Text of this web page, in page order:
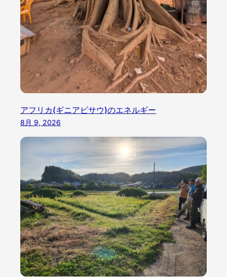
アフリカ(ギニアビサウ)のエネルギー
8月 9, 2026